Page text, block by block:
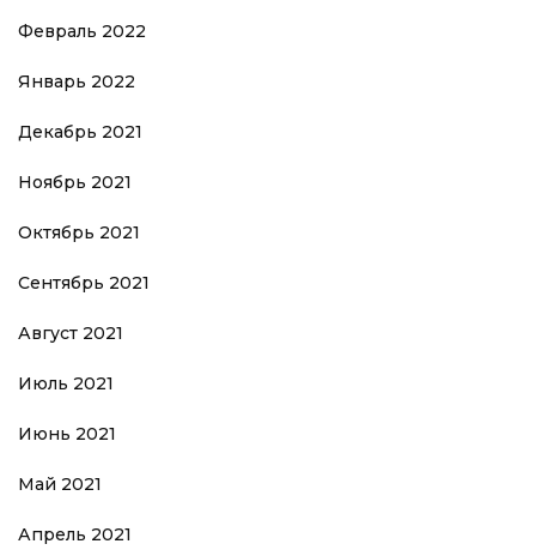
Февраль 2022
Январь 2022
Декабрь 2021
Ноябрь 2021
Октябрь 2021
Сентябрь 2021
Август 2021
Июль 2021
Июнь 2021
Май 2021
Апрель 2021